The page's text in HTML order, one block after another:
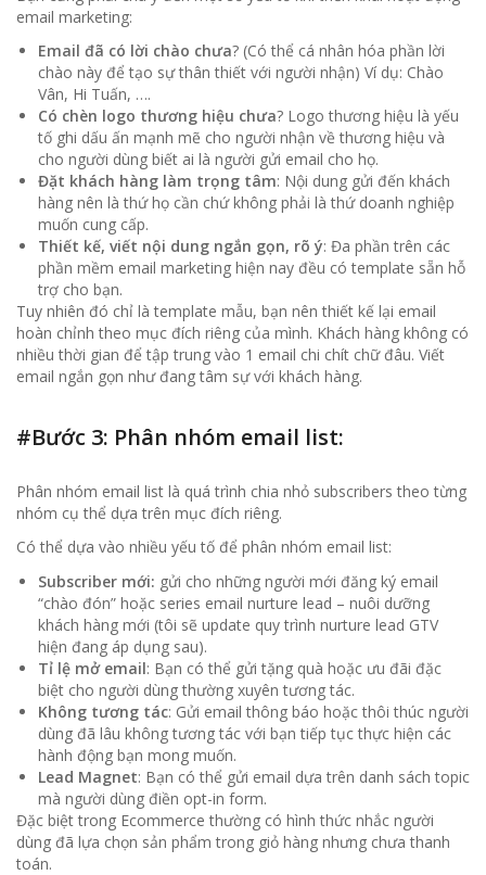
email marketing:
Email đã có lời chào chưa? (Có thể cá nhân hóa phần lời
chào này để tạo sự thân thiết với người nhận) Ví dụ: Chào
Vân, Hi Tuấn, ….
Có chèn logo thương hiệu chưa? Logo thương hiệu là yếu
tố ghi dấu ấn mạnh mẽ cho người nhận về thương hiệu và
cho người dùng biết ai là người gửi email cho họ.
Đặt khách hàng làm trọng tâm: Nội dung gửi đến khách
hàng nên là thứ họ cần chứ không phải là thứ doanh nghiệp
muốn cung cấp.
Thiết kế, viết nội dung ngắn gọn, rõ ý: Đa phần trên các
phần mềm email marketing hiện nay đều có template sẵn hỗ
trợ cho bạn.
Tuy nhiên đó chỉ là template mẫu, bạn nên thiết kế lại email
hoàn chỉnh theo mục đích riêng của mình. Khách hàng không có
nhiều thời gian để tập trung vào 1 email chi chít chữ đâu. Viết
email ngắn gọn như đang tâm sự với khách hàng.
#Bước 3: Phân nhóm email list:
Phân nhóm email list là quá trình chia nhỏ subscribers theo từng
nhóm cụ thể dựa trên mục đích riêng.
Có thể dựa vào nhiều yếu tố để phân nhóm email list:
Subscriber mới: gửi cho những người mới đăng ký email
“chào đón” hoặc series email nurture lead – nuôi dưỡng
khách hàng mới (tôi sẽ update quy trình nurture lead GTV
hiện đang áp dụng sau).
Tỉ lệ mở email: Bạn có thể gửi tặng quà hoặc ưu đãi đặc
biệt cho người dùng thường xuyên tương tác.
Không tương tác: Gửi email thông báo hoặc thôi thúc người
dùng đã lâu không tương tác với bạn tiếp tục thực hiện các
hành động bạn mong muốn.
Lead Magnet: Bạn có thể gửi email dựa trên danh sách topic
mà người dùng điền opt-in form.
Đặc biệt trong Ecommerce thường có hình thức nhắc người
dùng đã lựa chọn sản phẩm trong giỏ hàng nhưng chưa thanh
toán.